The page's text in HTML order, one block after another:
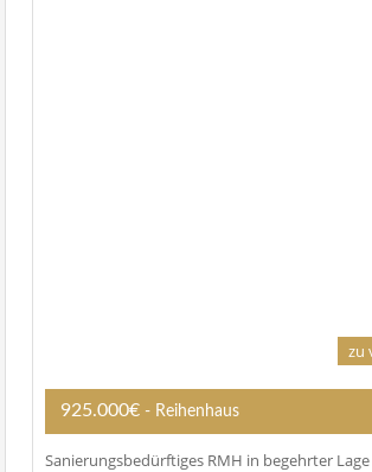
zu
925.000€ - Reihenhaus
Sanierungsbedürftiges RMH in begehrter